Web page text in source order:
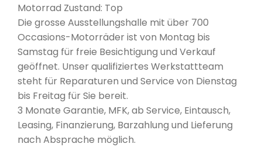
Motorrad Zustand: Top
Die grosse Ausstellungshalle mit über 700
Occasions-Motorräder ist von Montag bis
Samstag für freie Besichtigung und Verkauf
geöffnet. Unser qualifiziertes Werkstattteam
steht für Reparaturen und Service von Dienstag
bis Freitag für Sie bereit.
3 Monate Garantie, MFK, ab Service, Eintausch,
Leasing, Finanzierung, Barzahlung und Lieferung
nach Absprache möglich.